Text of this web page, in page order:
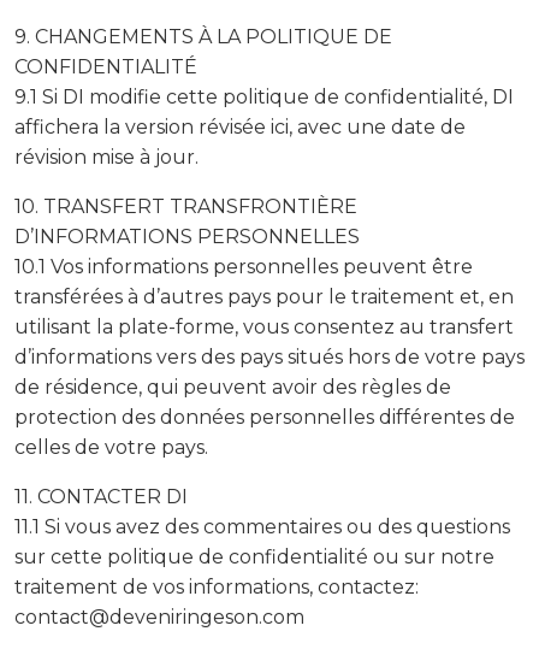
9. CHANGEMENTS À LA POLITIQUE DE
CONFIDENTIALITÉ
9.1 Si DI modifie cette politique de confidentialité, DI
affichera la version révisée ici, avec une date de
révision mise à jour.
10. TRANSFERT TRANSFRONTIÈRE
D’INFORMATIONS PERSONNELLES
10.1 Vos informations personnelles peuvent être
transférées à d’autres pays pour le traitement et, en
utilisant la plate-forme, vous consentez au transfert
d’informations vers des pays situés hors de votre pays
de résidence, qui peuvent avoir des règles de
protection des données personnelles différentes de
celles de votre pays.
11. CONTACTER DI
11.1 Si vous avez des commentaires ou des questions
sur cette politique de confidentialité ou sur notre
traitement de vos informations, contactez:
contact@deveniringeson.com